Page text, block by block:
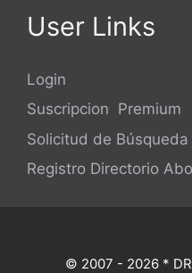
User Links
Login
Suscripcion Premium
Solicitud de Búsqueda
Registro Directorio
© 2007 - 2026 *